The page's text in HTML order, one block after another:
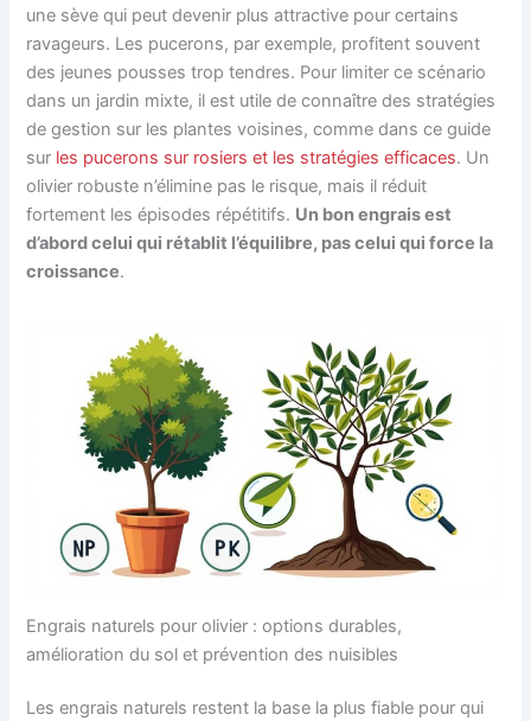
une sève qui peut devenir plus attractive pour certains
ravageurs. Les pucerons, par exemple, profitent souvent
des jeunes pousses trop tendres. Pour limiter ce scénario
dans un jardin mixte, il est utile de connaître des stratégies
de gestion sur les plantes voisines, comme dans ce guide
sur les pucerons sur rosiers et les stratégies efficaces. Un
olivier robuste n’élimine pas le risque, mais il réduit
fortement les épisodes répétitifs. Un bon engrais est
d’abord celui qui rétablit l’équilibre, pas celui qui force la
croissance.
Engrais naturels pour olivier : options durables,
amélioration du sol et prévention des nuisibles
Les engrais naturels restent la base la plus fiable pour qui